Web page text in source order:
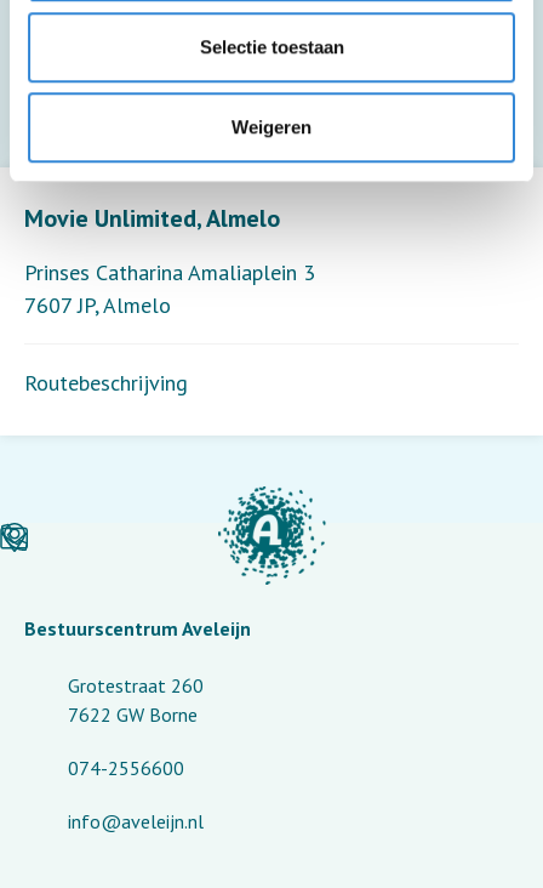
Selectie toestaan
Weigeren
Leaflet| ©OpenStreetMapcontributors
Movie Unlimited, Almelo
Prinses Catharina Amaliaplein 3
7607 JP,Almelo
Routebeschrijving
Deze activiteit biedt alleen toezicht (6
deelnemers per toezichthouder).
Bestuurscentrum Aveleijn
Grotestraat 260
7622 GW Borne
074-2556600
info@aveleijn.nl